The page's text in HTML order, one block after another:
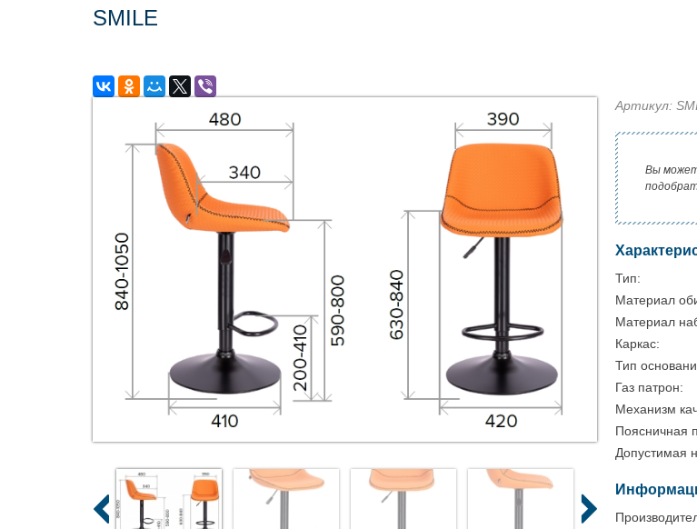
SMILE
Артикул:
Вы
Тип:
Материал
Материал
Каркас:
Тип
Газ патрон:
Механизм
Поясничная
Допустимая